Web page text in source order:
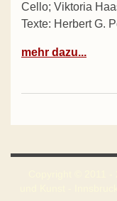
Cello; Viktoria
Texte: Herbert G.
mehr dazu...